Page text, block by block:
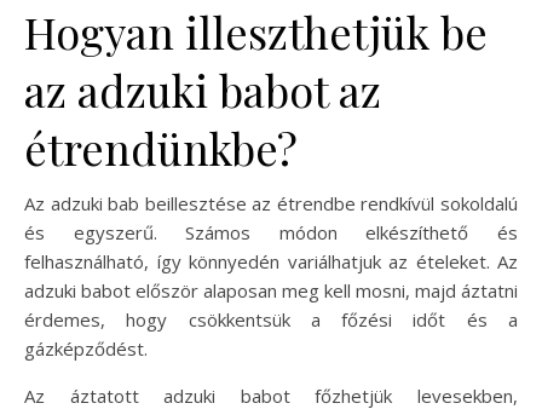
Hogyan illeszthetjük be
az adzuki babot az
étrendünkbe?
Az adzuki bab beillesztése az étrendbe rendkívül sokoldalú
és egyszerű. Számos módon elkészíthető és
felhasználható, így könnyedén variálhatjuk az ételeket. Az
adzuki babot először alaposan meg kell mosni, majd áztatni
érdemes, hogy csökkentsük a főzési időt és a
gázképződést.
Az áztatott adzuki babot főzhetjük levesekben,